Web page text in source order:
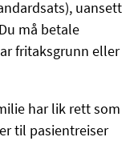
uansett
må betale
fritaksgrunn eller
har lik rett som
til pasientreiser